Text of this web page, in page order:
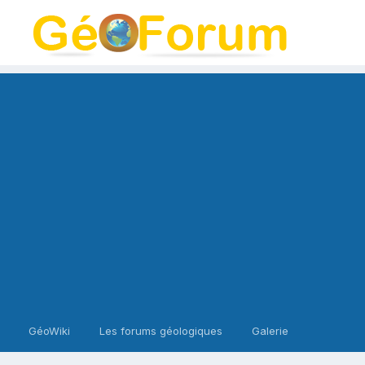
GéoWiki Les forums géologiques Galerie